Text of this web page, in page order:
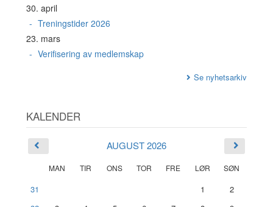
30. april
Treningstider 2026
23. mars
Verifisering av medlemskap
Se nyhetsarkiv
KALENDER
AUGUST 2026
MAN TIR ONS TOR FRE LØR SØN
31 1
2